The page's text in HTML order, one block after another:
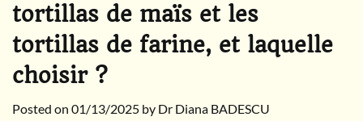
tortillas de maïs et les
tortillas de farine, et laquelle
choisir ?
Posted on 01/13/2025 by Dr Diana BADESCU